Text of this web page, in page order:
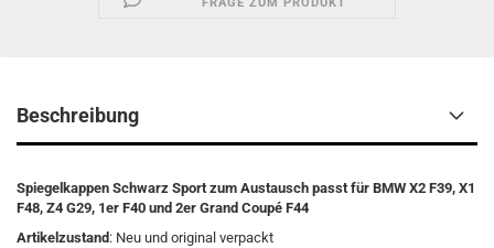
Beschreibung
Spiegelkappen Schwarz Sport zum Austausch passt für BMW X2 F39, X1
F48, Z4 G29, 1er F40 und 2er Grand Coupé F44
Artikelzustand : Neu und original verpackt